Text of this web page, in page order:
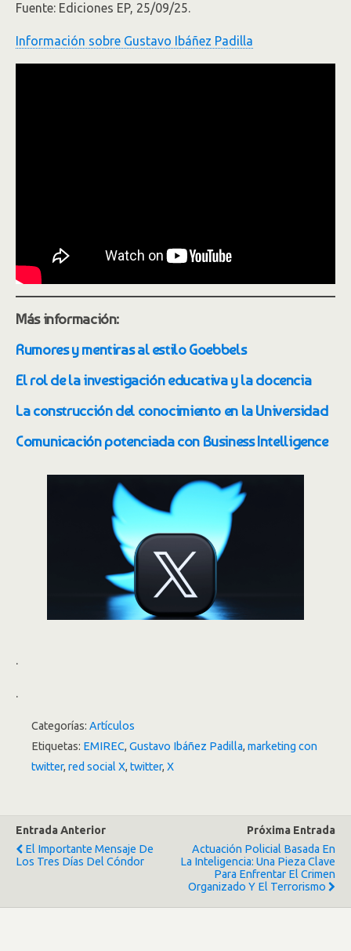
Fuente: Ediciones EP, 25/09/25.
Información sobre Gustavo Ibáñez Padilla
Más información:
Rumores y mentiras al estilo Goebbels
El rol de la investigación educativa y la docencia
La construcción del conocimiento en la Universidad
Comunicación potenciada con Business Intelligence
Categorías: Artículos
Etiquetas: EMIREC, Gustavo Ibáñez Padilla, marketing con
twitter, red social X, twitter, X
Entrada Anterior
El Importante Mensaje De
Los Tres Días Del Cóndor
Próxima Entrada
Actuación Policial Basada En
La Inteligencia: Una Pieza Clave
Para Enfrentar El Crimen
Organizado Y El Terrorismo